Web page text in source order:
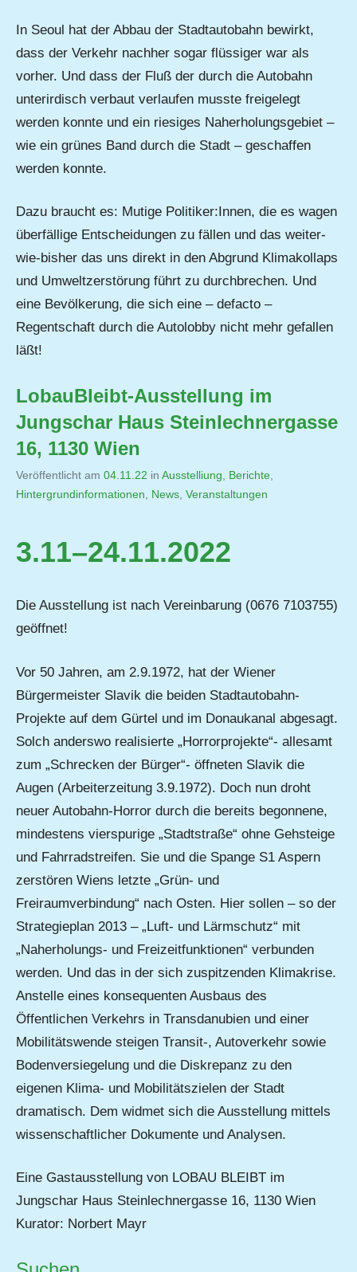
In Seoul hat der Abbau der Stadtautobahn bewirkt,
dass der Verkehr nachher sogar flüssiger war als
vorher. Und dass der Fluß der durch die Autobahn
unterirdisch verbaut verlaufen musste freigelegt
werden konnte und ein riesiges Naherholungsgebiet –
wie ein grünes Band durch die Stadt – geschaffen
werden konnte.
Dazu braucht es: Mutige Politiker:Innen, die es wagen
überfällige Entscheidungen zu fällen und das weiter-
wie-bisher das uns direkt in den Abgrund Klimakollaps
und Umweltzerstörung führt zu durchbrechen. Und
eine Bevölkerung, die sich eine – defacto –
Regentschaft durch die Autolobby nicht mehr gefallen
läßt!
LobauBleibt-Ausstellung im
Jungschar Haus Steinlechnergasse
16, 1130 Wien
Veröffentlicht am 04.11.22 von
Jutta
in Ausstelliung, Berichte,
Hintergrundinformationen, News, Veranstaltungen
3.11–24.11.2022
Die Ausstellung ist nach Vereinbarung (0676 7103755)
geöffnet!
Vor 50 Jahren, am 2.9.1972, hat der Wiener
Bürgermeister Slavik die beiden Stadtautobahn-
Projekte auf dem Gürtel und im Donaukanal abgesagt.
Solch anderswo realisierte „Horrorprojekte“- allesamt
zum „Schrecken der Bürger“- öffneten Slavik die
Augen (Arbeiterzeitung 3.9.1972). Doch nun droht
neuer Autobahn-Horror durch die bereits begonnene,
mindestens vierspurige „Stadtstraße“ ohne Gehsteige
und Fahrradstreifen. Sie und die Spange S1 Aspern
zerstören Wiens letzte „Grün- und
Freiraumverbindung“ nach Osten. Hier sollen – so der
Strategieplan 2013 – „Luft- und Lärmschutz“ mit
„Naherholungs- und Freizeitfunktionen“ verbunden
werden. Und das in der sich zuspitzenden Klimakrise.
Anstelle eines konsequenten Ausbaus des
Öffentlichen Verkehrs in Transdanubien und einer
Mobilitätswende steigen Transit-, Autoverkehr sowie
Bodenversiegelung und die Diskrepanz zu den
eigenen Klima- und Mobilitätszielen der Stadt
dramatisch. Dem widmet sich die Ausstellung mittels
wissenschaftlicher Dokumente und Analysen.
Eine Gastausstellung von LOBAU BLEIBT im
Jungschar Haus Steinlechnergasse 16, 1130 Wien
Kurator: Norbert Mayr